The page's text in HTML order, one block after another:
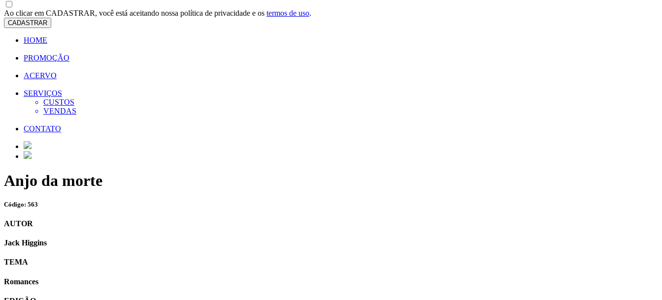
Ao clicar em CADASTRAR, você está aceitando nossa política de privacidade e os termos de uso.
CADASTRAR
HOME
PROMOÇÃO
ACERVO
SERVIÇOS
CUSTOS
VENDAS
CONTATO
Anjo da morte
Código: 563
AUTOR
Jack Higgins
TEMA
Romances